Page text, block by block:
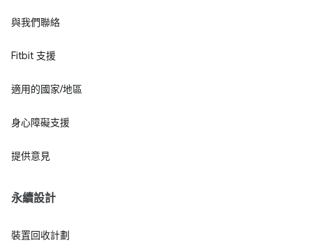
與我們聯絡
Fitbit 支援
適用的國家/地區
身心障礙支援
提供意見
永續設計
裝置回收計劃